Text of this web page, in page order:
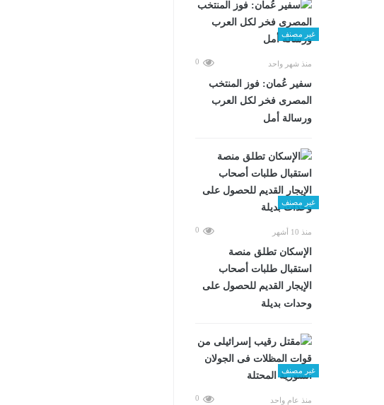
غير مصنف
منذ شهر واحد 0
سفير عُمان: فوز المنتخب
المصرى فخر لكل العرب
ورسالة أمل
غير مصنف
منذ 10 أشهر 0
الإسكان تطلق منصة
استقبال طلبات أصحاب
الإيجار القديم للحصول على
وحدات بديلة
غير مصنف
منذ عام واحد 0